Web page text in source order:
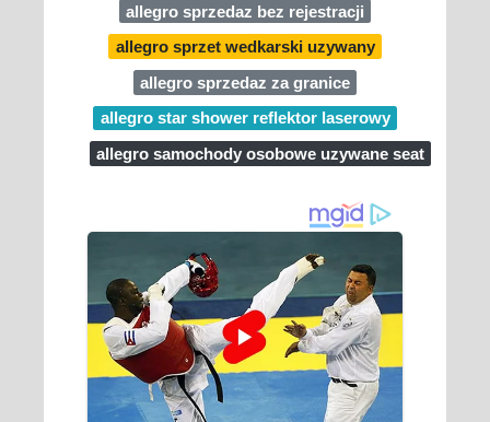
allegro sprzedaz bez rejestracji
allegro sprzet wedkarski uzywany
allegro sprzedaz za granice
allegro star shower reflektor laserowy
allegro samochody osobowe uzywane seat